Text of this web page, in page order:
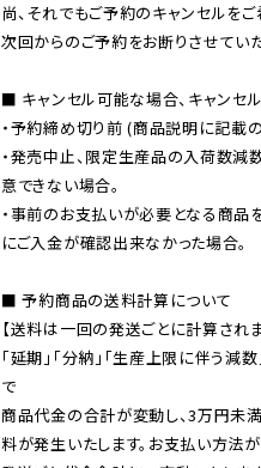
尚、それでもご予約のキャンセルを
次回からのご予約をお断りさせてい
■ キャンセル可能な場合、キャンセ
・予約締め切り前 (商品説明に記載
・発売中止、限定生産品の入荷数
意できない場合。
・事前のお支払いが必要となる商品
にご入金が確認出来なかった場合。
■ 予約商品の送料計算について
【送料は一回の発送ごとに計算され
「延期」「分納」「生産上限に伴う減
で
商品代金の合計が変動し、3万円未
料が発生いたします。お支払い方法